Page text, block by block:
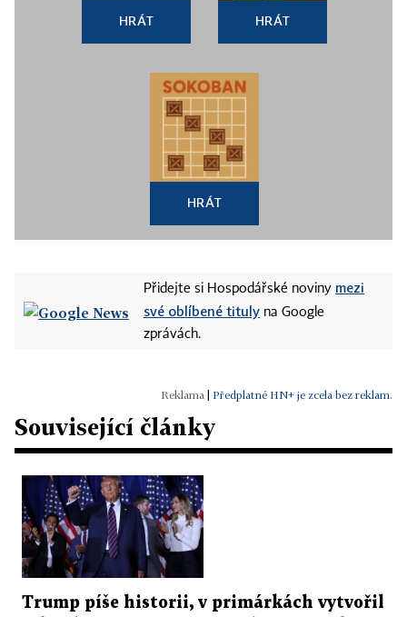
HRÁT HRÁT
HRÁT
Přidejte si Hospodářské noviny mezi
své oblíbené tituly na Google
zprávách.
Předplatné HN+ je zcela bez reklam.
Související články
Trump píše historii, v primárkách vytvořil